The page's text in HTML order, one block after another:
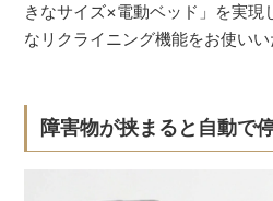
きなサイズ×電動ベッド」を実現
なリクライニング機能をお使いい
障害物が挟まると自動で